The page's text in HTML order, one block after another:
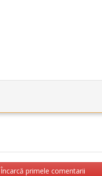
Încarcă primele comentarii